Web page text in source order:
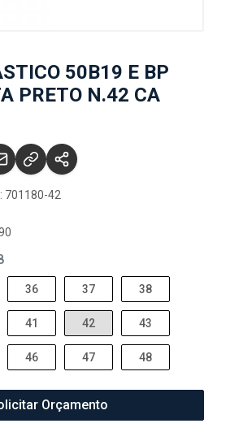
50B19 E BP
PRETO N.42 CA
701180-42
36 37 38
41 42 43
46 47 48
Orçamento